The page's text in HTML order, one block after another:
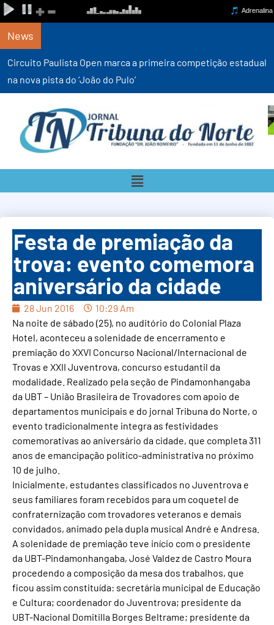
News
Circuito Paulista Open marca a primeira competição estadual
na nova pista do ‘João do Pulo’
Festa de premiação da
trova: evento comemora
aniversário da cidade
28 Jun 2016
10:29 Am
Na noite de sábado (25), no auditório do Colonial Plaza
Hotel, aconteceu a solenidade de encerramento e
premiação do XXVI Concurso Nacional/Internacional de
Trovas e XXII Juventrova, concurso estudantil da
modalidade. Realizado pela seção de Pindamonhangaba
da UBT – União Brasileira de Trovadores com apoio de
departamentos municipais e do jornal Tribuna do Norte, o
evento tradicionalmente integra as festividades
comemorativas ao aniversário da cidade, que completa 311
anos de emancipação político-administrativa no próximo
10 de julho.
Inicialmente, estudantes classificados no Juventrova e
seus familiares foram recebidos para um coquetel de
confraternização com trovadores veteranos e demais
convidados, animado pela dupla musical André e Andresa.
A solenidade de premiação teve início com o presidente
da UBT-Pindamonhangaba, José Valdez de Castro Moura
procedendo a composição da mesa dos trabalhos, que
ficou assim constituída: secretária municipal de Educação
e Cultura; coordenador do Juventrova; presidente da
UBT-Nacional Domitilla Borges Beltrame; presidente da